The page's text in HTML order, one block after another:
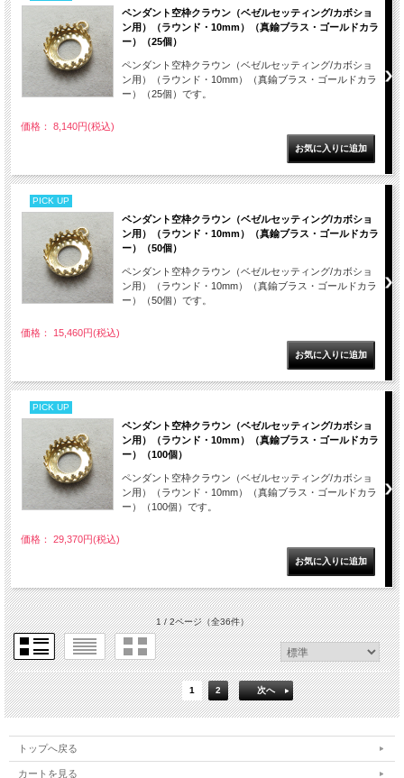
ペンダント空枠クラウン（ベゼルセッティング/カボショ
ン用）（ラウンド・10mm）（真鍮ブラス・ゴールドカラ
ー）（25個）
ペンダント空枠クラウン（ベゼルセッティング/カボショ
ン用）（ラウンド・10mm）（真鍮ブラス・ゴールドカラ
ー）（25個）です。
価格： 8,140円(税込)
PICK UP
ペンダント空枠クラウン（ベゼルセッティング/カボショ
ン用）（ラウンド・10mm）（真鍮ブラス・ゴールドカラ
ー）（50個）
ペンダント空枠クラウン（ベゼルセッティング/カボショ
ン用）（ラウンド・10mm）（真鍮ブラス・ゴールドカラ
ー）（50個）です。
価格： 15,460円(税込)
PICK UP
ペンダント空枠クラウン（ベゼルセッティング/カボショ
ン用）（ラウンド・10mm）（真鍮ブラス・ゴールドカラ
ー）（100個）
ペンダント空枠クラウン（ベゼルセッティング/カボショ
ン用）（ラウンド・10mm）（真鍮ブラス・ゴールドカラ
ー）（100個）です。
価格： 29,370円(税込)
1 / 2ページ（全36件）
1 2 次へ
トップへ戻る
カートを見る